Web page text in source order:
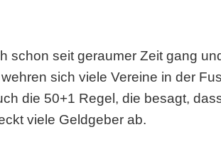
schon seit geraumer Zeit gang
sich viele Vereine in der
die 50+1 Regel, die besagt,
viele Geldgeber ab.